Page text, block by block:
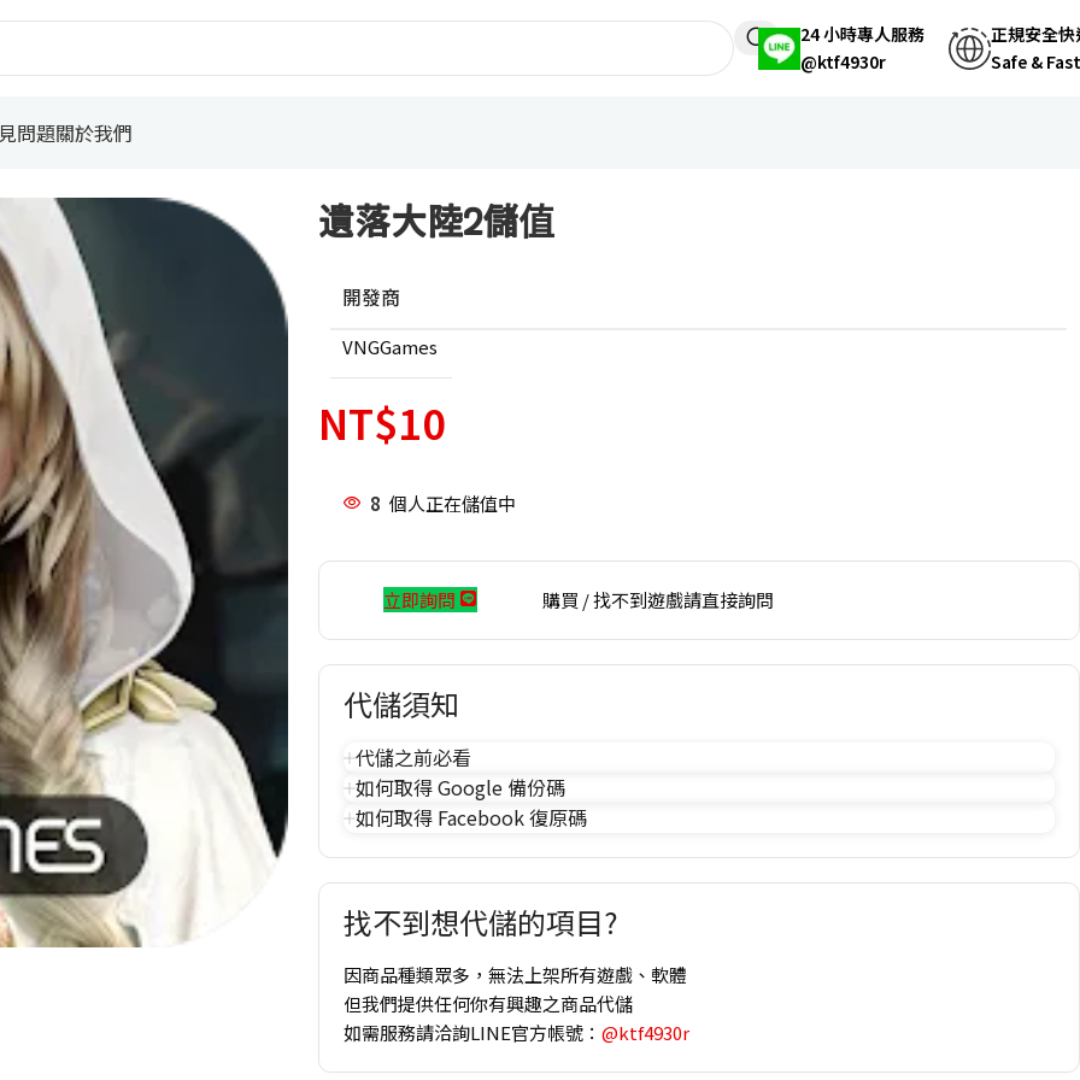
24 小時專人服務
@ktf4930r
正規安全快
Safe & Fast
問題關於我們
遺落大陸2儲值
開發商
VNGGames
NT$10
8 個人正在儲值中
立即詢問 購買 / 找不到遊戲請直接詢問
代儲須知
代儲之前必看
如何取得 Google 備份碼
如何取得 Facebook 復原碼
找不到想代儲的項目?
因商品種類眾多，無法上架所有遊戲、軟體
但我們提供任何你有興趣之商品代儲
如需服務請洽詢LINE官方帳號： @ktf4930r